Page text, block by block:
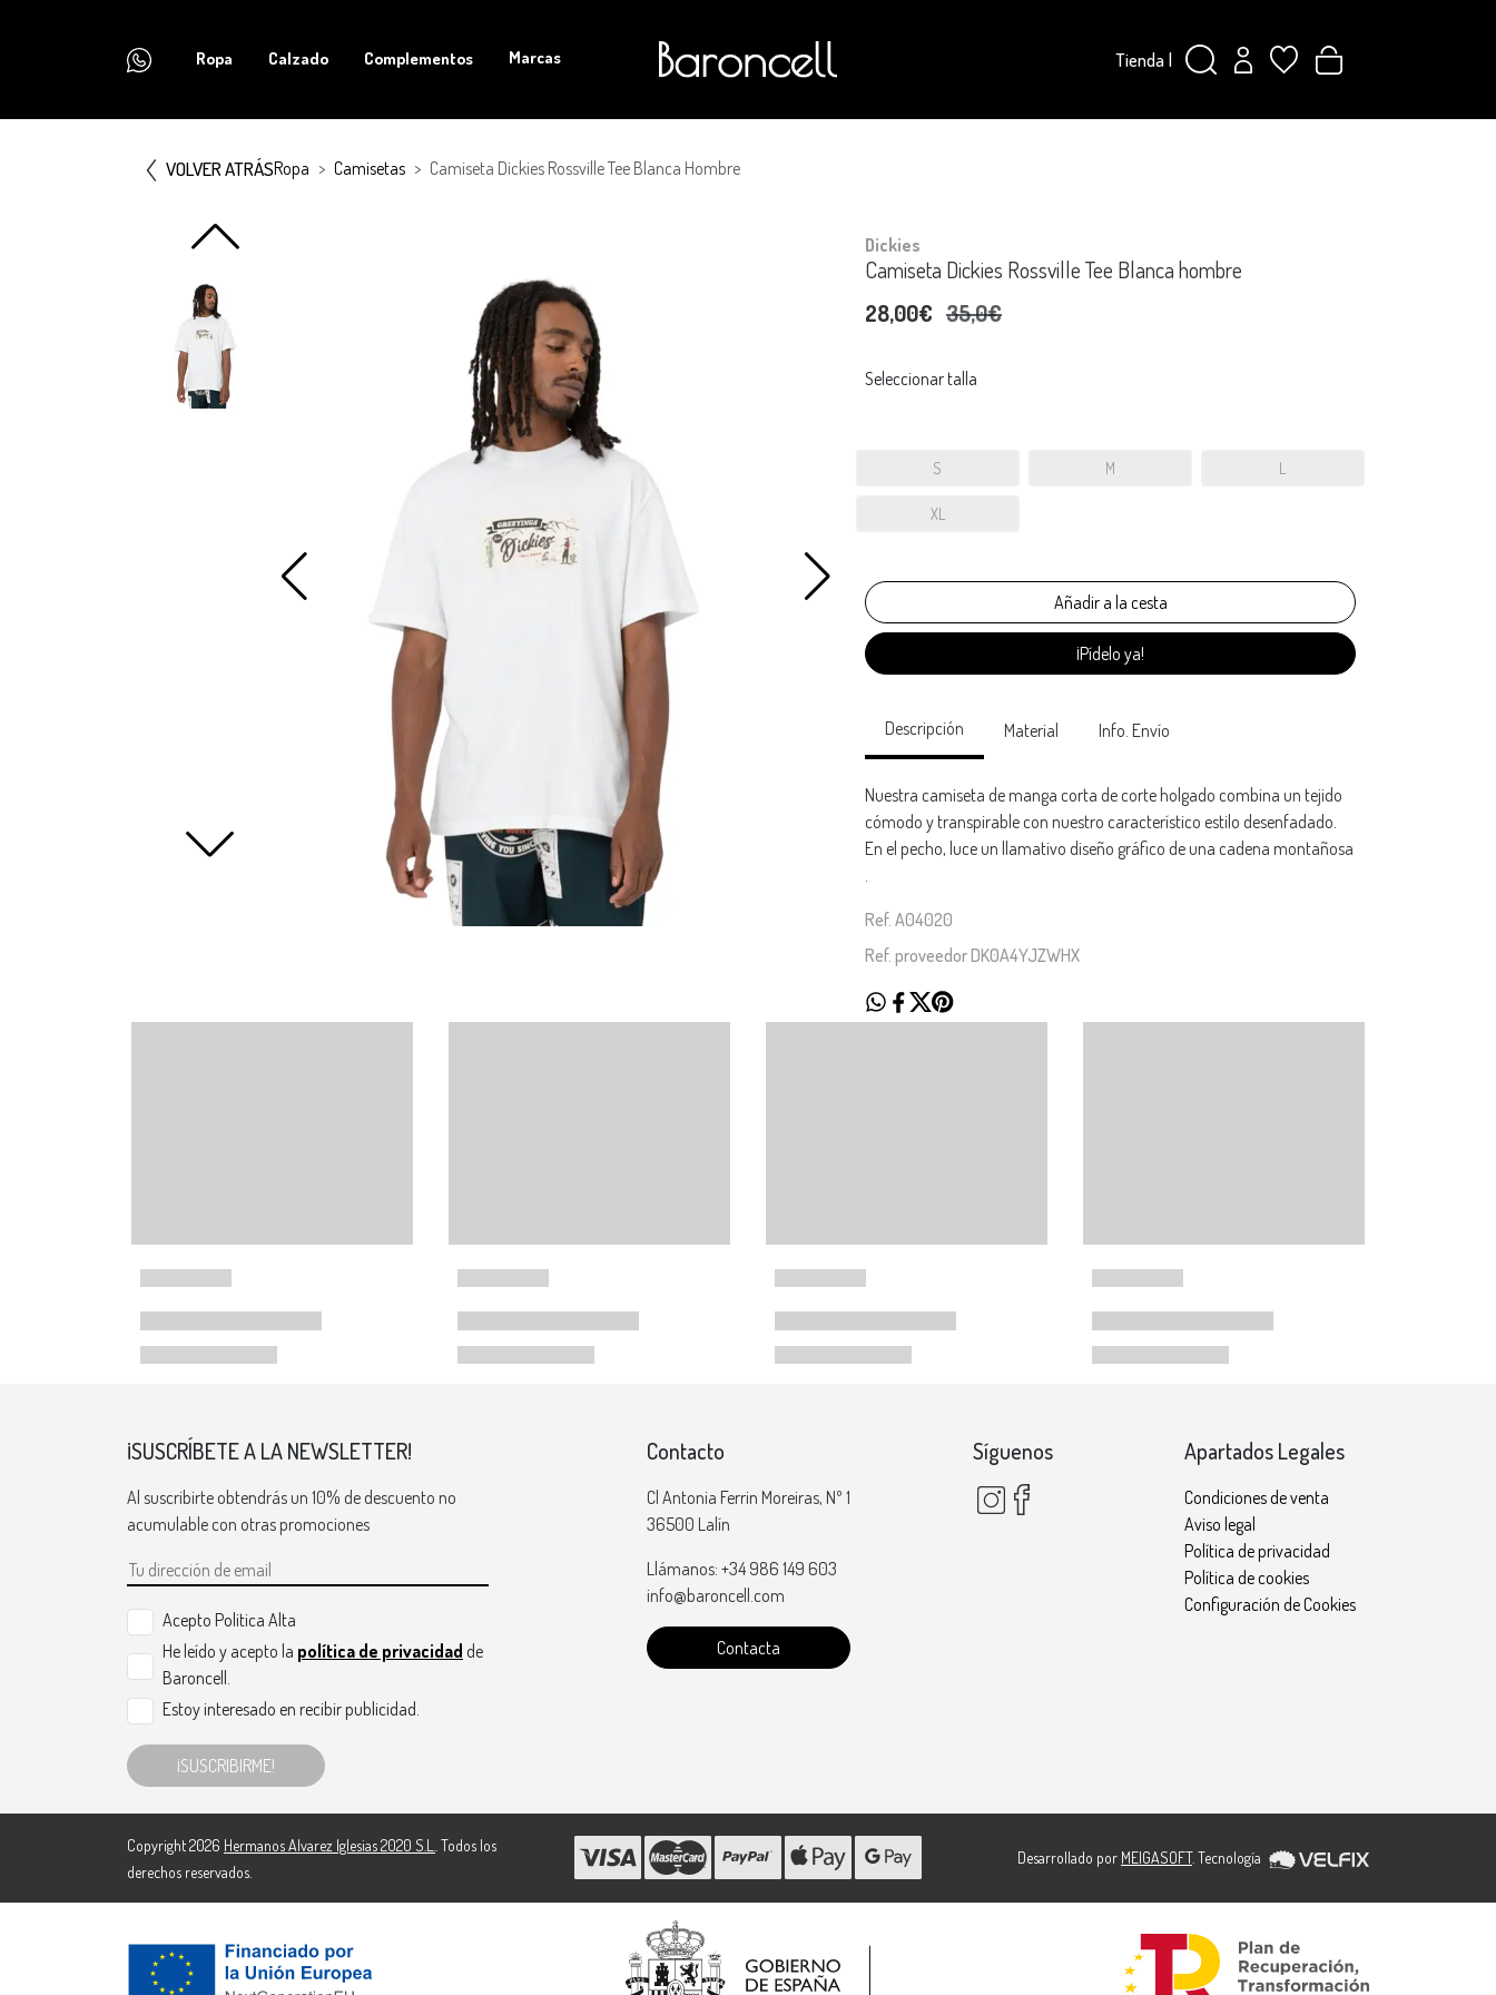
Ropa Calzado Complementos Marcas Tienda|
VOLVER ATRÁSRopa Camisetas Camiseta Dickies Rossville Tee Blanca Hombre
Dickies
Camiseta Dickies Rossville Tee Blanca hombre
28,00€ 35,0€
Seleccionar talla
S M L
XL
¡Pídelo ya!
Descripción Material Info. Envío
Nuestra camiseta de manga corta de corte holgado combina un tejido
cómodo y transpirable con nuestro característico estilo desenfadado.
En el pecho, luce un llamativo diseño gráfico de una cadena montañosa
.
Ref. A04020
Ref. proveedor DK0A4YJZWHX
¡SUSCRÍBETE A LA NEWSLETTER!
Al suscribirte obtendrás un 10% de descuento no
acumulable con otras promociones
Acepto Politica Alta
He leído y acepto la política de privacidad de
Baroncell.
Estoy interesado en recibir publicidad.
¡SUSCRIBIRME!
Contacto
Cl Antonia Ferrin Moreiras, Nº 1
36500 Lalín
Llámanos: +34 986 149 603
info@baroncell.com
Contacta
Síguenos Apartados Legales
Condiciones de venta
Aviso legal
Política de privacidad
Política de cookies
Configuración de Cookies
Copyright 2026 Hermanos Alvarez Iglesias 2020 S.L.
. Todos los
derechos reservados.
Desarrollado por MEIGASOFT. Tecnología